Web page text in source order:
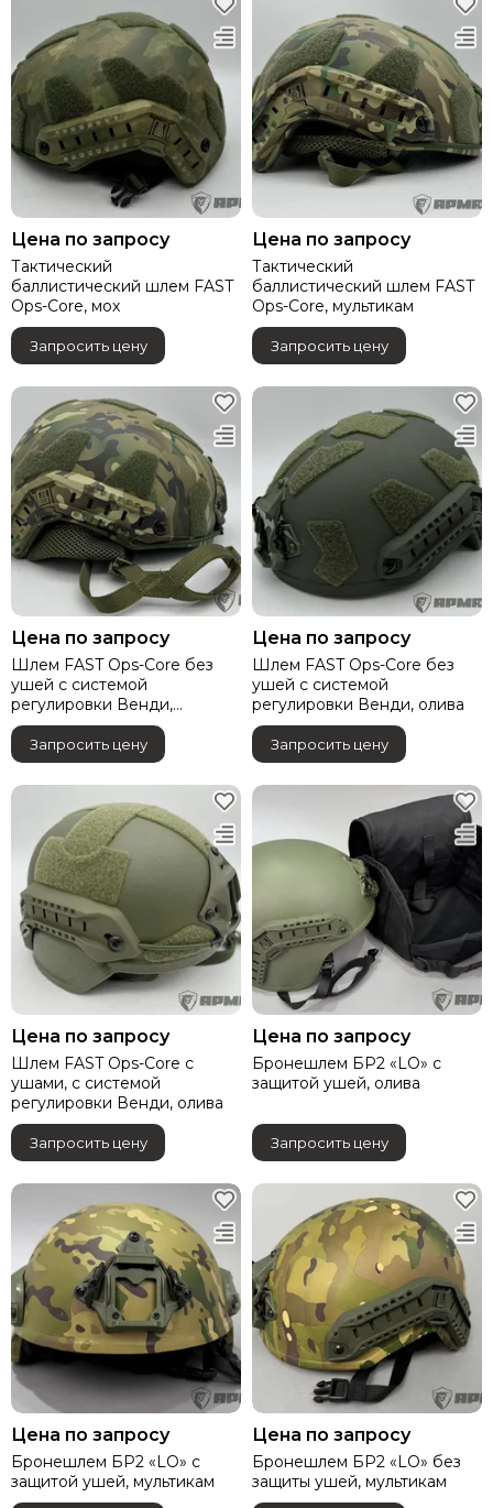
Цена по запросу
Тактический
баллистический шлем FAST
Ops-Core, мох
Запросить цену
Цена по запросу
Тактический
баллистический шлем FAST
Ops-Core, мультикам
Запросить цену
Цена по запросу
Шлем FAST Ops-Core без
ушей с системой
регулировки Венди,
мультикам
Запросить цену
Цена по запросу
Шлем FAST Ops-Core без
ушей с системой
регулировки Венди, олива
Запросить цену
Цена по запросу
Шлем FAST Ops-Core с
ушами, с системой
регулировки Венди, олива
Запросить цену
Цена по запросу
Бронешлем БР2 «LO» с
защитой ушей, олива
Запросить цену
Цена по запросу
Бронешлем БР2 «LO» с
защитой ушей, мультикам
Цена по запросу
Бронешлем БР2 «LO» без
защиты ушей, мультикам